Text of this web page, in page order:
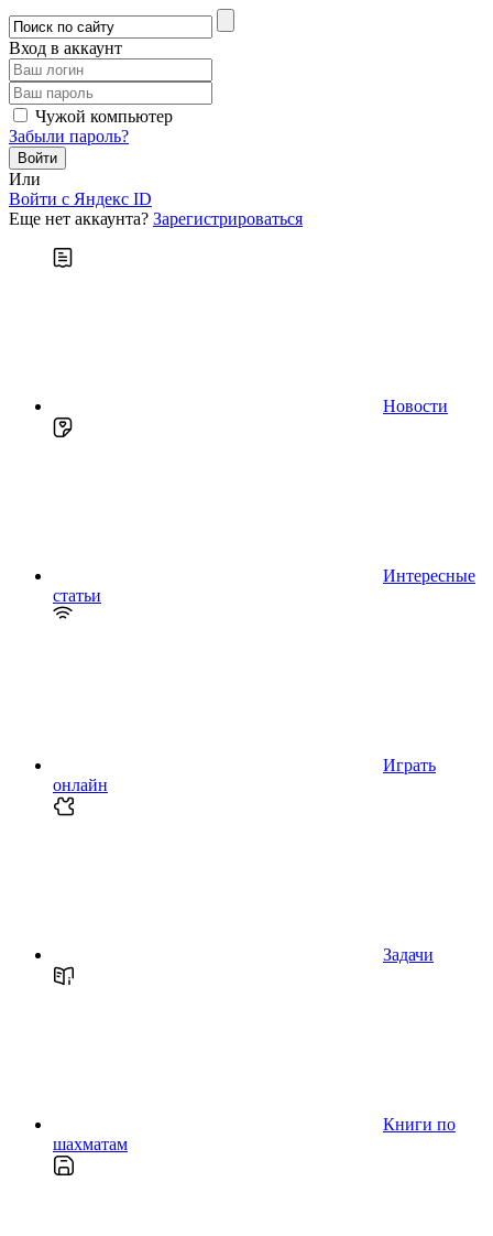
Вход в аккаунт
Чужой компьютер
Забыли пароль?
Или
Войти c Яндекс ID
Еще нет аккаунта? Зарегистрироваться
Новости
Интересные
статьи
Играть
онлайн
Задачи
Книги по
шахматам